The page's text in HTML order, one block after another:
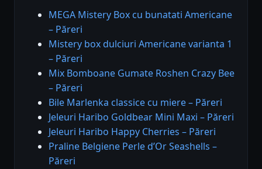
MEGA Mistery Box cu bunatati Americane
– Păreri
Mistery box dulciuri Americane varianta 1
– Păreri
Mix Bomboane Gumate Roshen Crazy Bee
– Păreri
Bile Marlenka classice cu miere – Păreri
Jeleuri Haribo Goldbear Mini Maxi – Păreri
Jeleuri Haribo Happy Cherries – Păreri
Praline Belgiene Perle d’Or Seashells –
Păreri